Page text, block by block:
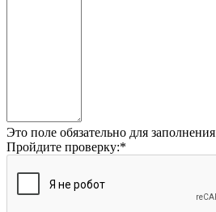
Это поле обязательно для заполнения
Пройдите проверку:*